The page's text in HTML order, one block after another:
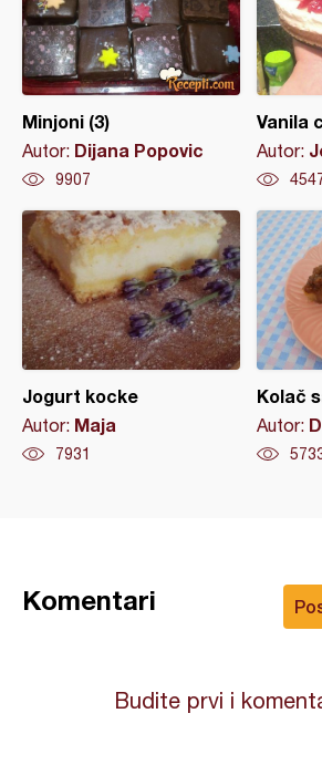
Minjoni (3)
Autor: Dijana Popovic
9907
Vanila
Autor:
Jogurt kocke
Autor: Maja
7931
Kolač
Autor:
Komentari
Budite prvi i